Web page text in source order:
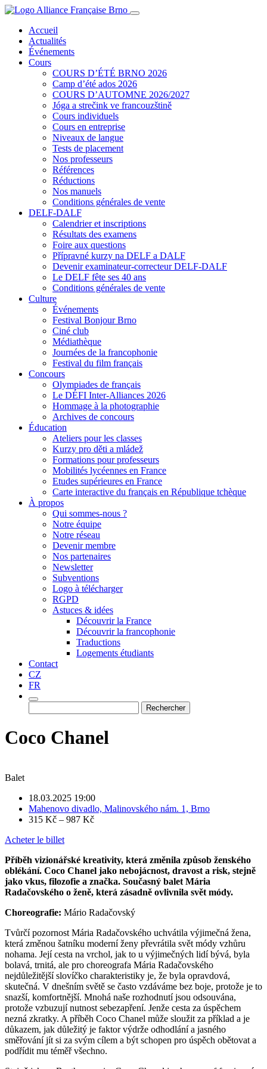
Accueil
Actualités
Événements
Cours
COURS D’ÉTÉ BRNO 2026
Camp d’été ados 2026
COURS D’AUTOMNE 2026/2027
Jóga a strečink ve francouzštině
Cours individuels
Cours en entreprise
Niveaux de langue
Tests de placement
Nos professeurs
Références
Réductions
Nos manuels
Conditions générales de vente
DELF-DALF
Calendrier et inscriptions
Résultats des examens
Foire aux questions
Přípravné kurzy na DELF a DALF
Devenir examinateur-correcteur DELF-DALF
Le DELF fête ses 40 ans
Conditions générales de vente
Culture
Événements
Festival Bonjour Brno
Ciné club
Médiathèque
Journées de la francophonie
Festival du film français
Concours
Olympiades de français
Le DÉFI Inter-Alliances 2026
Hommage à la photographie
Archives de concours
Éducation
Ateliers pour les classes
Kurzy pro děti a mládež
Formations pour professeurs
Mobilités lycéennes en France
Etudes supérieures en France
Carte interactive du français en République tchèque
À propos
Qui sommes-nous ?
Notre équipe
Notre réseau
Devenir membre
Nos partenaires
Newsletter
Subventions
Logo à télécharger
RGPD
Astuces & idées
Découvrir la France
Découvrir la francophonie
Traductions
Logements étudiants
Contact
CZ
FR
Coco Chanel
Balet
18.03.2025 19:00
Mahenovo divadlo, Malinovského nám. 1, Brno
315 Kč – 987 Kč
Acheter le billet
Příběh vizionářské kreativity, která změnila způsob ženského
oblékání. Coco Chanel jako nebojácnost, dravost a risk, stejně
jako vkus, filozofie a značka. Současný balet Mária
Radačovského o ženě, která zásadně ovlivnila svět módy.
Choreografie: Mário Radačovský
Tvůrčí pozornost Mária Radačovského uchvátila výjimečná žena,
která změnou šatníku moderní ženy převrátila svět módy vzhůru
nohama. Její cesta na vrchol, jak to u výjimečných lidí bývá, byla
bolavá, trnitá, ale pro choreografa Mária Radačovského
nejdůležitější slovíčko charakteristiky je, že byla opravdová,
skutečná. V dnešním světě se často vzdáváme bez boje, protože je to
snazší, komfortnější. Mnohá naše rozhodnutí jsou odsouvána,
protože vzbuzují nutnost sebezapření. Jenže cesta za úspěchem
nezná zkratky. A příběh Coco Chanel může sloužit za příklad a je
důkazem, jak důležitý je faktor výdrže odhodlání a jasného
směřování jít si za svým cílem a být schopen pro úspěch obětovat a
podřídit mu téměř všechno.